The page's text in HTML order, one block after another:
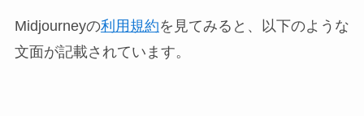
Midjourneyの利用規約を見てみると、以下のような
文面が記載されています。